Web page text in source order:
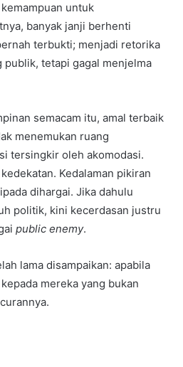
untuk
banyak janji berhenti
terbukti; menjadi retorika
publik, tetapi gagal menjelma
semacam itu, amal terbaik
menemukan ruang
tersingkir oleh akomodasi.
Kedalaman pikiran
dihargai. Jika dahulu
politik, kini kecerdasan justru
public enemy.
lama disampaikan: apabila
mereka yang bukan